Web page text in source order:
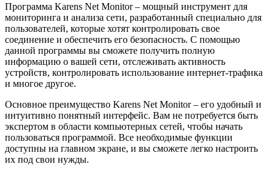
Программа Karens Net Monitor – мощный инструмент для
мониторинга и анализа сети, разработанный специально для
пользователей, которые хотят контролировать свое
соединение и обеспечить его безопасность. С помощью
данной программы вы сможете получить полную
информацию о вашей сети, отслеживать активность
устройств, контролировать использование интернет-трафика
и многое другое.
Основное преимущество Karens Net Monitor – его удобный и
интуитивно понятный интерфейс. Вам не потребуется быть
экспертом в области компьютерных сетей, чтобы начать
пользоваться программой. Все необходимые функции
доступны на главном экране, и вы сможете легко настроить
их под свои нужды.